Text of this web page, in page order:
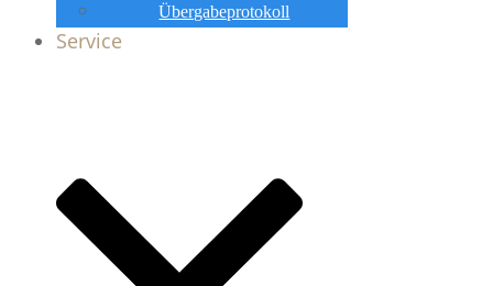
Übergabeprotokoll
Service